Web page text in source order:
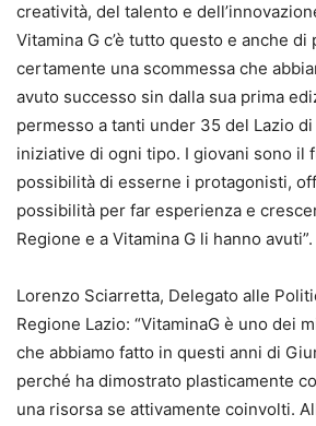
creatività, del talento e
Vitamina G c’è tutto questo e anche di
certamente una scommessa che
avuto successo sin dalla sua prima
permesso a tanti under 35 del Lazio
iniziative di ogni tipo. I giovani sono il
possibilità di esserne i protagonisti,
possibilità per far esperienza e
Regione e a Vitamina G li hanno avuti”.
Lorenzo Sciarretta, Delegato alle
Regione Lazio: “VitaminaG è uno dei
che abbiamo fatto in questi anni di
perché ha dimostrato plasticamente
una risorsa se attivamente coinvolti.